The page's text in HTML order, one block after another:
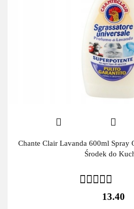
Chante Clair Lavanda 600ml Spray
Środek do
13.40